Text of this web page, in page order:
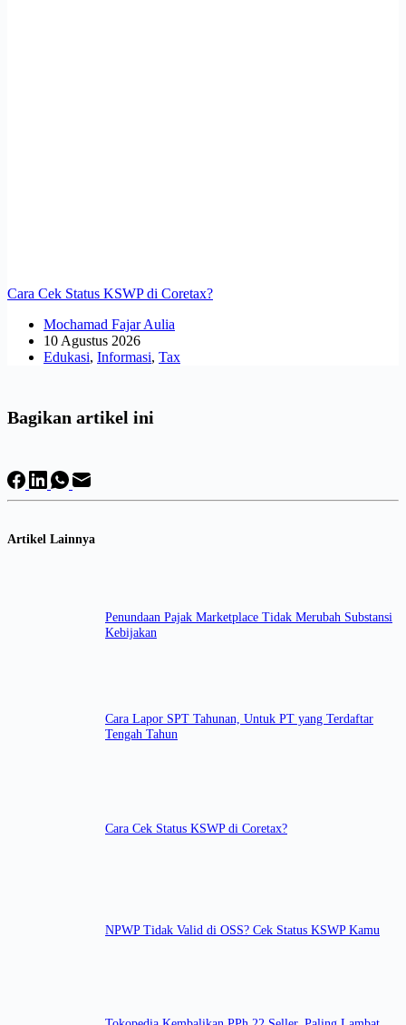
Cara Cek Status KSWP di Coretax?
Mochamad Fajar Aulia
10 Agustus 2026
Edukasi, Informasi, Tax
Bagikan artikel ini
Artikel Lainnya
Penundaan Pajak Marketplace Tidak Merubah Substansi
Kebijakan
Cara Lapor SPT Tahunan, Untuk PT yang Terdaftar
Tengah Tahun
Cara Cek Status KSWP di Coretax?
NPWP Tidak Valid di OSS? Cek Status KSWP Kamu